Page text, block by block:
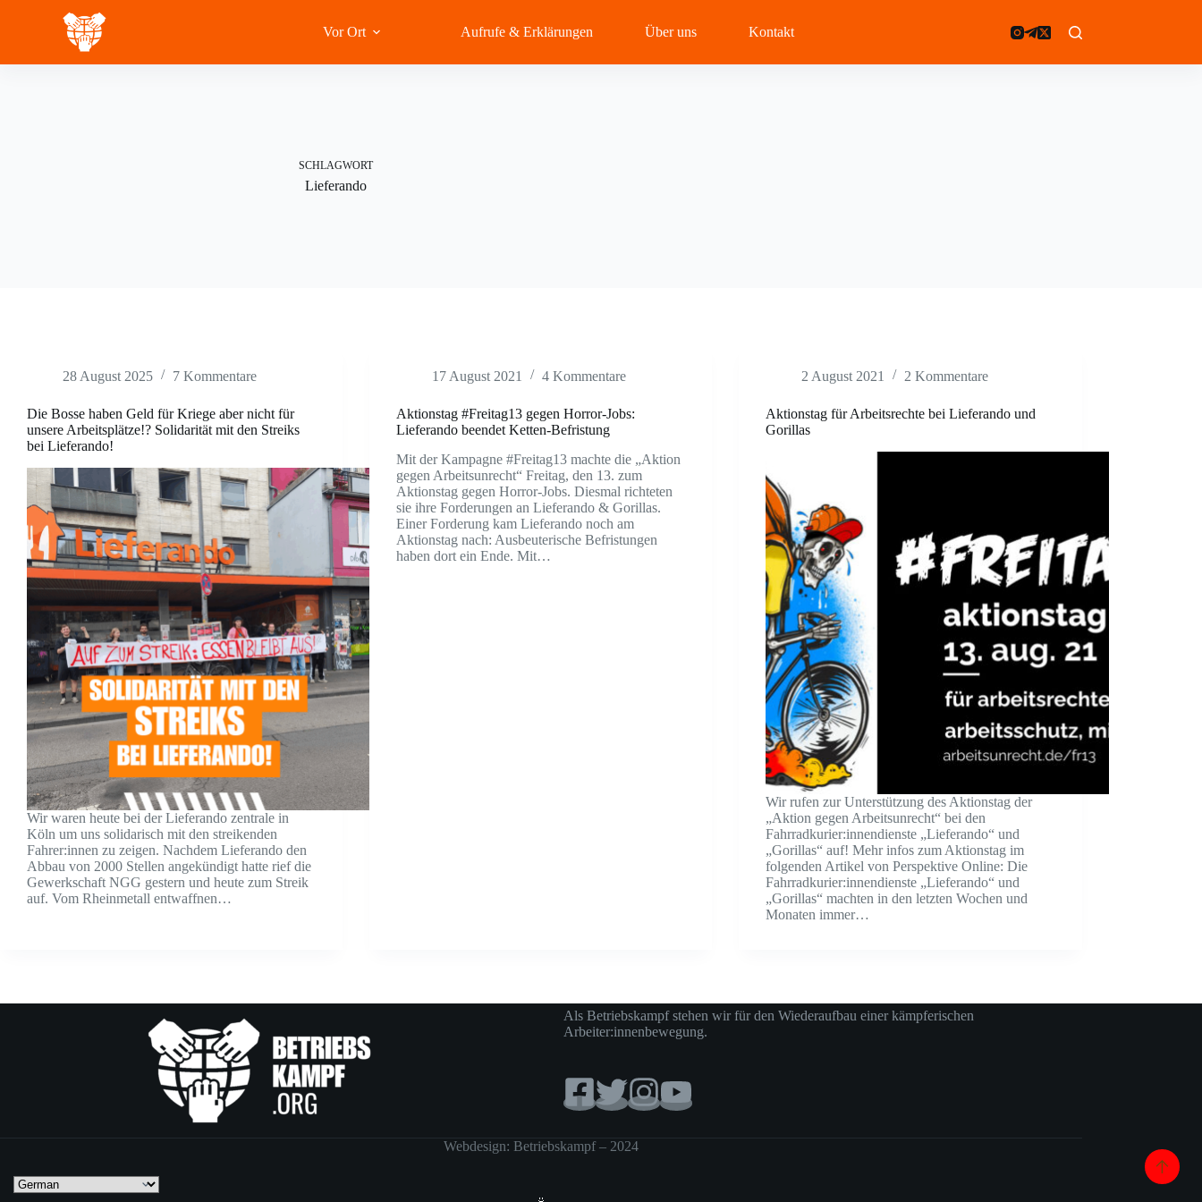
Vor Ort Aufrufe & Erklärungen Über uns Kontakt
SCHLAGWORT
Lieferando
28 August 2025 7 Kommentare
Die Bosse haben Geld für Kriege aber nicht für
unsere Arbeitsplätze!? Solidarität mit den Streiks
bei Lieferando!
Wir waren heute bei der Lieferando zentrale in
Köln um uns solidarisch mit den streikenden
Fahrer:innen zu zeigen. Nachdem Lieferando den
Abbau von 2000 Stellen angekündigt hatte rief die
Gewerkschaft NGG gestern und heute zum Streik
auf. Vom Rheinmetall entwaffnen…
17 August 2021 4 Kommentare
Aktionstag #Freitag13 gegen Horror-Jobs:
Lieferando beendet Ketten-Befristung
Mit der Kampagne #Freitag13 machte die „Aktion
gegen Arbeitsunrecht“ Freitag, den 13. zum
Aktionstag gegen Horror-Jobs. Diesmal richteten
sie ihre Forderungen an Lieferando & Gorillas.
Einer Forderung kam Lieferando noch am
Aktionstag nach: Ausbeuterische Befristungen
haben dort ein Ende. Mit…
2 August 2021 2 Kommentare
Aktionstag für Arbeitsrechte bei Lieferando und
Gorillas
Wir rufen zur Unterstützung des Aktionstag der
„Aktion gegen Arbeitsunrecht“ bei den
Fahrradkurier:innendienste „Lieferando“ und
„Gorillas“ auf! Mehr infos zum Aktionstag im
folgenden Artikel von Perspektive Online: Die
Fahrradkurier:innendienste „Lieferando“ und
„Gorillas“ machten in den letzten Wochen und
Monaten immer…
Als Betriebskampf stehen wir für den Wiederaufbau einer kämpferischen
Arbeiter:innenbewegung.
Webdesign: Betriebskampf – 2024